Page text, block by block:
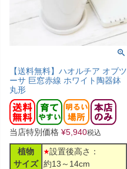
【送料無料】ハオルチア オブツ
ーサ 巨窓赤線 ホワイト陶器鉢
丸形
当店特別価格 ¥5,940税込
植物
サイズ
設置後高さ：
約13～14cm